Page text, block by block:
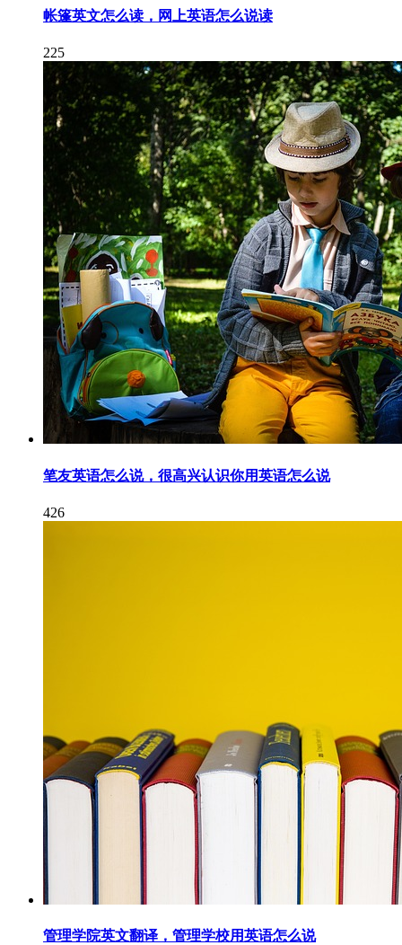
帐篷英文怎么读，网上英语怎么说读
225
笔友英语怎么说，很高兴认识你用英语怎么说
426
管理学院英文翻译，管理学校用英语怎么说